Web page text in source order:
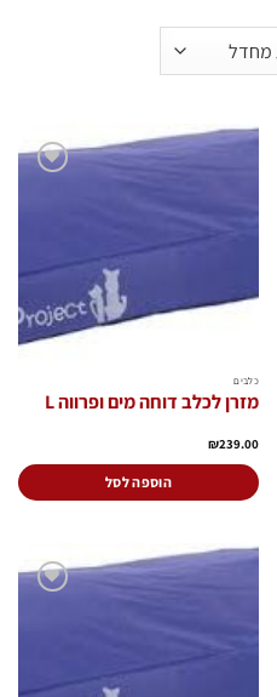
כלבים
מזרן לכלב דוחה מים ופרווה L
₪239.00
הוספה לסל